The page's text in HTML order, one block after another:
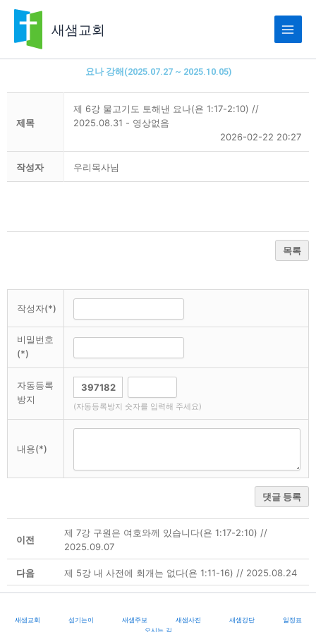
뛰
새샘교회
요나 강해(2025.07.27 ~ 2025.10.05)
제목
제 6강 물고기도 토해낸 요나(욘 1:17-2:10) //
2025.08.31 - 영상없음
2026-02-22 20:27
작성자 우리목사님
목록
작성자(*)
비밀번호
(*)
자동등록
방지
(자동등록방지 숫자를 입력해 주세요)
내용(*)
댓글 등록
이전
제 7강 구원은 여호와께 있습니다(욘 1:17-2:10) //
2025.09.07
다음 제 5강 내 사전에 회개는 없다(욘 1:11-16) // 2025.08.24
새샘교회 섬기는이 새샘주보 새샘사진 새샘강단
일정표
오시는 길